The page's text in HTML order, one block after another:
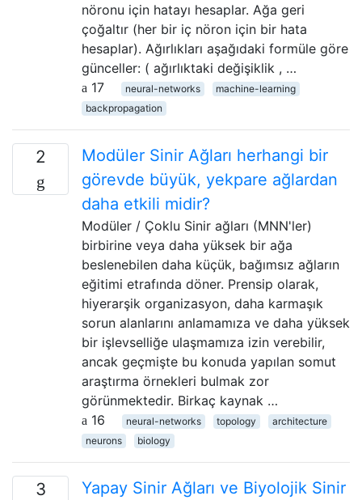
nöronu için hatayı hesaplar. Ağa geri
çoğaltır (her bir iç nöron için bir hata
hesaplar). Ağırlıkları aşağıdaki formüle göre
günceller: ( ağırlıktaki değişiklik , …
17
neural-networks
machine-learning
backpropagation
2
Modüler Sinir Ağları herhangi bir
görevde büyük, yekpare ağlardan
daha etkili midir?
Modüler / Çoklu Sinir ağları (MNN'ler)
birbirine veya daha yüksek bir ağa
beslenebilen daha küçük, bağımsız ağların
eğitimi etrafında döner. Prensip olarak,
hiyerarşik organizasyon, daha karmaşık
sorun alanlarını anlamamıza ve daha yüksek
bir işlevselliğe ulaşmamıza izin verebilir,
ancak geçmişte bu konuda yapılan somut
araştırma örnekleri bulmak zor
görünmektedir. Birkaç kaynak …
16
neural-networks topology
architecture
neurons
biology
3
Yapay Sinir Ağları ve Biyolojik Sinir